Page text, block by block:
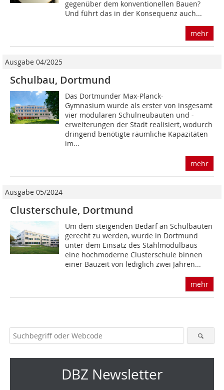
gegenüber dem konventionellen Bauen?
Und führt das in der Konsequenz auch...
mehr
Ausgabe 04/2025
Schulbau, Dortmund
Das Dortmunder Max-Planck-
Gymnasium wurde als erster von insgesamt
vier modularen Schulneubauten und -
erweiterungen der Stadt realisiert, wodurch
dringend benötigte räumliche Kapazitäten
im...
mehr
Ausgabe 05/2024
Clusterschule, Dortmund
Um dem steigenden Bedarf an Schulbauten
gerecht zu werden, wurde in Dortmund
unter dem Einsatz des Stahlmodulbaus
eine hochmoderne Clusterschule binnen
einer Bauzeit von lediglich zwei Jahren...
mehr
DBZ Newsletter